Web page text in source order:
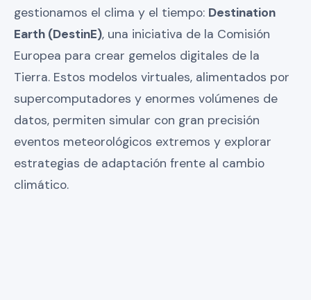
gestionamos el clima y el tiempo: Destination
Earth (DestinE), una iniciativa de la Comisión
Europea para crear gemelos digitales de la
Tierra. Estos modelos virtuales, alimentados por
supercomputadores y enormes volúmenes de
datos, permiten simular con gran precisión
eventos meteorológicos extremos y explorar
estrategias de adaptación frente al cambio
climático.